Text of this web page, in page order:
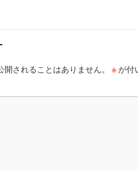
開されることはありません。 ※ が付